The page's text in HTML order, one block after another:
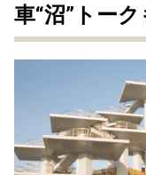
車“沼”トーク